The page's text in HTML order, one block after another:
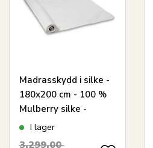
Madrasskydd i silke -
180x200 cm - 100 %
Mulberry silke -
Nordic Comfort
I lager
3.299,00